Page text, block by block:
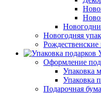
Новогодняя
Оформление
Упаковка
Упаковка
Подарочная